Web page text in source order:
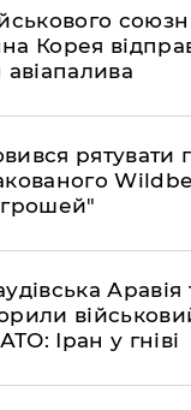
Корея
рятувати
Аравія
Іран у гніві